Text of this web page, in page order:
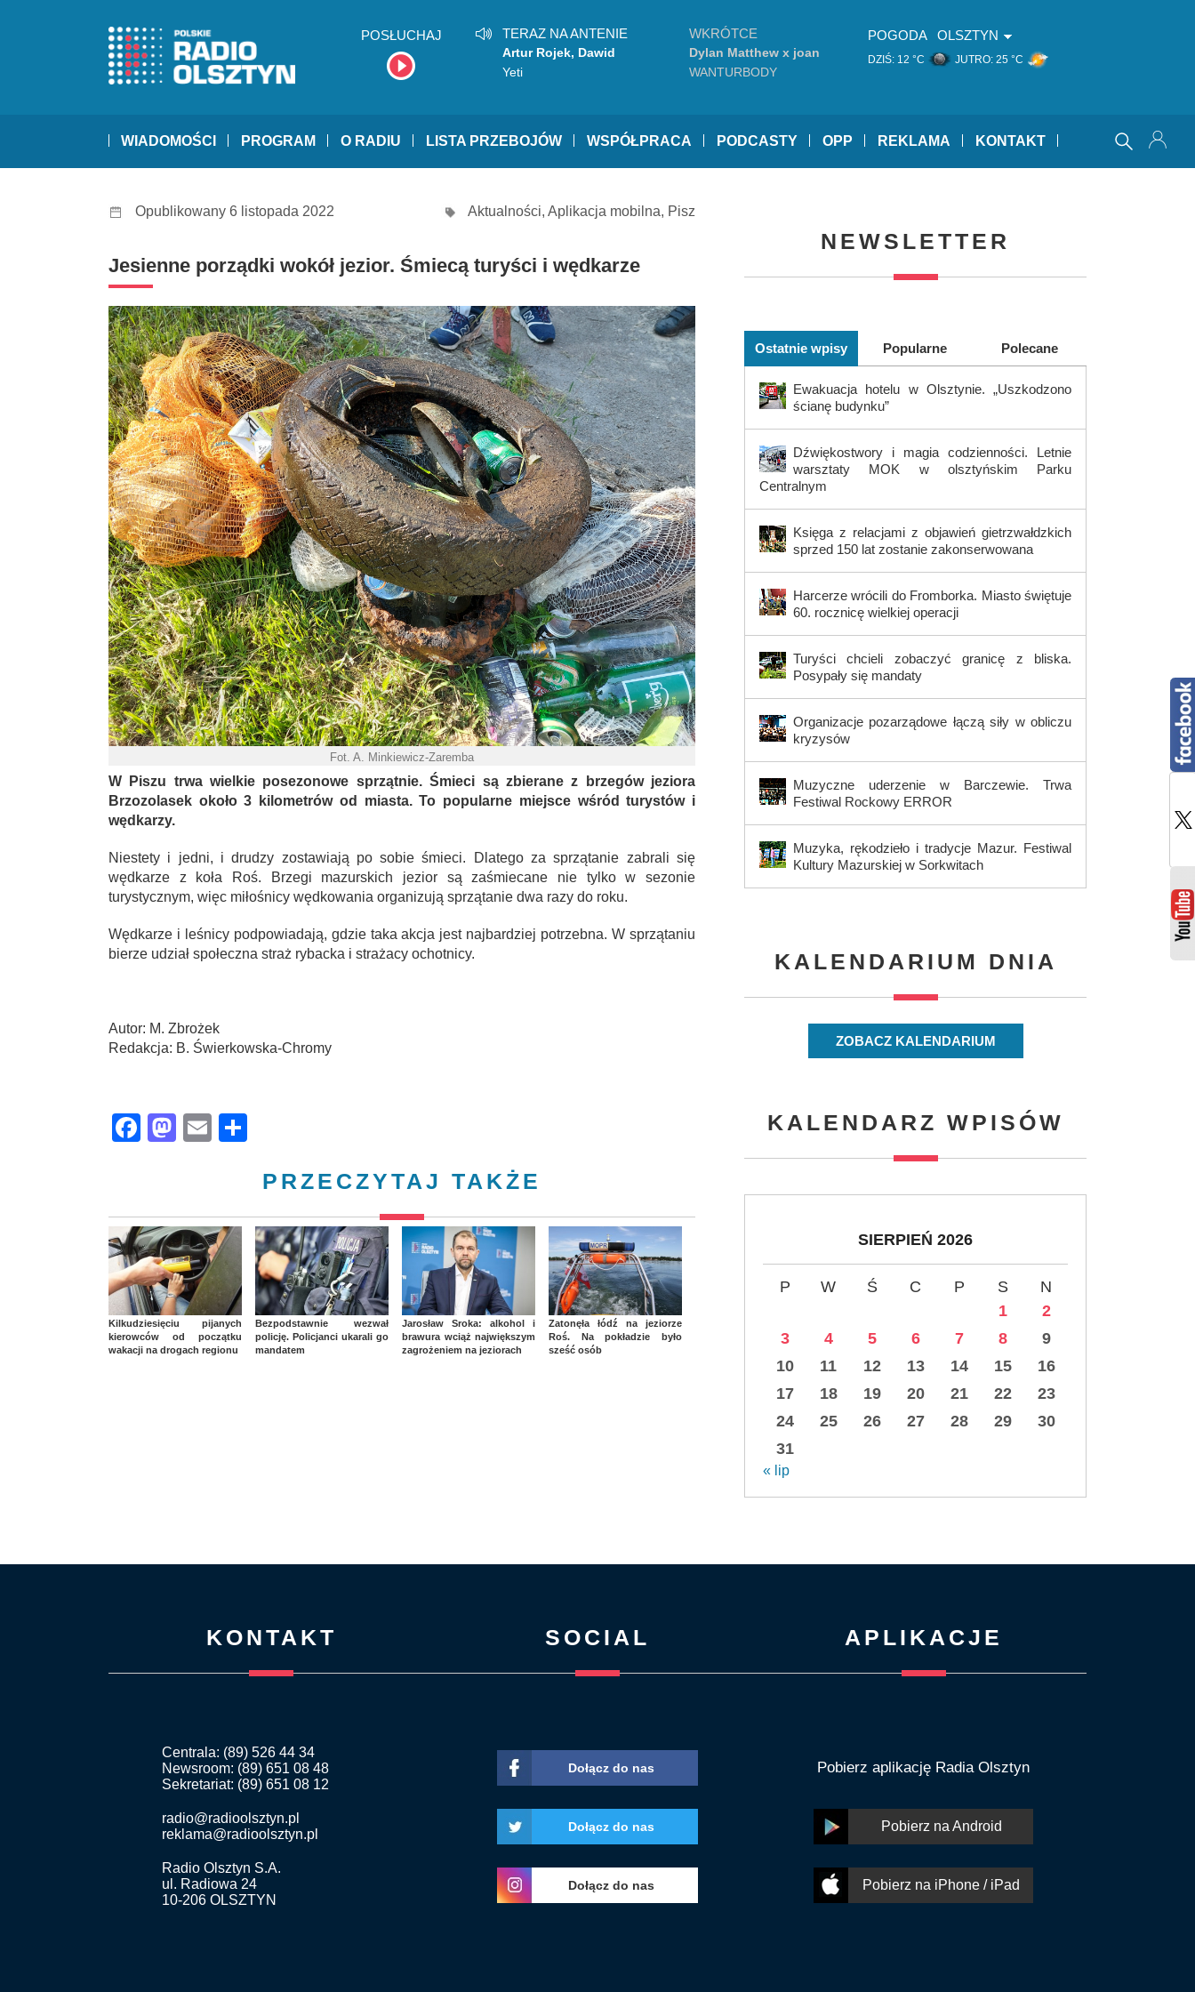
POSŁUCHAJ TERAZ NA ANTENIE
Artur Rojek, Dawid
Podsiadło
Yeti
WKRÓTCE
Dylan Matthew x joan
WANTURBODY
POGODA OLSZTYN
DZIŚ: 12 °C JUTRO: 25 °C
WIADOMOŚCI PROGRAM O RADIU LISTA PRZEBOJÓW WSPÓŁPRACA PODCASTY OPP REKLAMA KONTAKT
Opublikowany 6 listopada 2022 Aktualności, Aplikacja mobilna, Pisz
Jesienne porządki wokół jezior. Śmiecą turyści i wędkarze
Fot. A. Minkiewicz-Zaremba
W Piszu trwa wielkie posezonowe sprzątnie. Śmieci są zbierane z brzegów jeziora
Brzozolasek około 3 kilometrów od miasta. To popularne miejsce wśród turystów i
wędkarzy.
Niestety i jedni, i drudzy zostawiają po sobie śmieci. Dlatego za sprzątanie zabrali się
wędkarze z koła Roś. Brzegi mazurskich jezior są zaśmiecane nie tylko w sezonie
turystycznym, więc miłośnicy wędkowania organizują sprzątanie dwa razy do roku.
Wędkarze i leśnicy podpowiadają, gdzie taka akcja jest najbardziej potrzebna. W sprzątaniu
bierze udział społeczna straż rybacka i strażacy ochotnicy.
Autor: M. Zbrożek
Redakcja: B. Świerkowska-Chromy
Facebook
Mastodon
Email
PRZECZYTAJ TAKŻE
Kilkudziesięciu pijanych
kierowców od początku
wakacji na drogach regionu
Bezpodstawnie wezwał
policję. Policjanci ukarali go
mandatem
Jarosław Sroka: alkohol i
brawura wciąż największym
zagrożeniem na jeziorach
Zatonęła łódź na jeziorze
Roś. Na pokładzie było
sześć osób
NEWSLETTER
Ostatnie wpisy Popularne Polecane
Ewakuacja hotelu w Olsztynie. „Uszkodzono
ścianę budynku”
Dźwiękostwory i magia codzienności. Letnie
warsztaty MOK w olsztyńskim Parku
Centralnym
Księga z relacjami z objawień gietrzwałdzkich
sprzed 150 lat zostanie zakonserwowana
Harcerze wrócili do Fromborka. Miasto świętuje
60. rocznicę wielkiej operacji
Turyści chcieli zobaczyć granicę z bliska.
Posypały się mandaty
Organizacje pozarządowe łączą siły w obliczu
kryzysów
Muzyczne uderzenie w Barczewie. Trwa
Festiwal Rockowy ERROR
Muzyka, rękodzieło i tradycje Mazur. Festiwal
Kultury Mazurskiej w Sorkwitach
KALENDARIUM DNIA
ZOBACZ KALENDARIUM
KALENDARZ WPISÓW
SIERPIEŃ 2026
P W Ś C P S
N
1
2
3
4 5 6 7 8
9
10
11 12 13 14 15
16
17
18 19 20 21 22
23
24
25 26 27 28 29
30
31
« lip
KONTAKT
Centrala: (89) 526 44 34
Newsroom: (89) 651 08 48
Sekretariat: (89) 651 08 12
radio@radioolsztyn.pl
reklama@radioolsztyn.pl
Radio Olsztyn S.A.
ul. Radiowa 24
10-206 OLSZTYN
SOCIAL
Dołącz do nas
Dołącz do nas
Dołącz do nas
APLIKACJE
Pobierz aplikację Radia Olsztyn
Pobierz na Android
Pobierz na iPhone / iPad